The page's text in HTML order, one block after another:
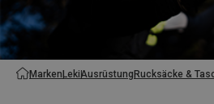
MarkenLekiAusrüstungRucksäcke &